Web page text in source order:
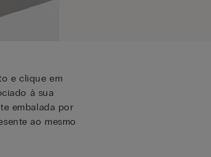
e clique em
à sua
embalada por
ao mesmo